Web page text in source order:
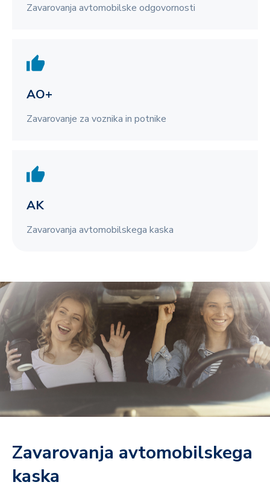
Zavarovanja avtomobilske odgovornosti
AO+
Zavarovanje za voznika in potnike
AK
Zavarovanja avtomobilskega kaska
Zavarovanja avtomobilskega
kaska